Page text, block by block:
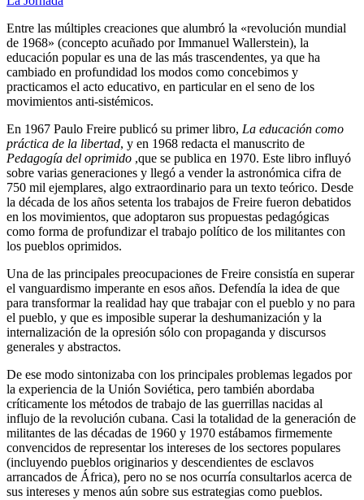
Entre las múltiples creaciones que alumbró la «revolución mundial
de 1968» (concepto acuñado por Immanuel Wallerstein), la
educación popular es una de las más trascendentes, ya que ha
cambiado en profundidad los modos como concebimos y
practicamos el acto educativo, en particular en el seno de los
movimientos anti-sistémicos.
En 1967 Paulo Freire publicó su primer libro, La educación como
práctica de la libertad, y en 1968 redacta el manuscrito de
Pedagogía del oprimido ,que se publica en 1970. Este libro influyó
sobre varias generaciones y llegó a vender la astronómica cifra de
750 mil ejemplares, algo extraordinario para un texto teórico. Desde
la década de los años setenta los trabajos de Freire fueron debatidos
en los movimientos, que adoptaron sus propuestas pedagógicas
como forma de profundizar el trabajo político de los militantes con
los pueblos oprimidos.
Una de las principales preocupaciones de Freire consistía en superar
el vanguardismo imperante en esos años. Defendía la idea de que
para transformar la realidad hay que trabajar con el pueblo y no para
el pueblo, y que es imposible superar la deshumanización y la
internalización de la opresión sólo con propaganda y discursos
generales y abstractos.
De ese modo sintonizaba con los principales problemas legados por
la experiencia de la Unión Soviética, pero también abordaba
críticamente los métodos de trabajo de las guerrillas nacidas al
influjo de la revolución cubana. Casi la totalidad de la generación de
militantes de las décadas de 1960 y 1970 estábamos firmemente
convencidos de representar los intereses de los sectores populares
(incluyendo pueblos originarios y descendientes de esclavos
arrancados de África), pero no se nos ocurría consultarlos acerca de
sus intereses y menos aún sobre sus estrategias como pueblos.